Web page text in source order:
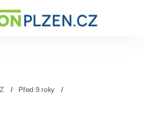
Před 9 roky